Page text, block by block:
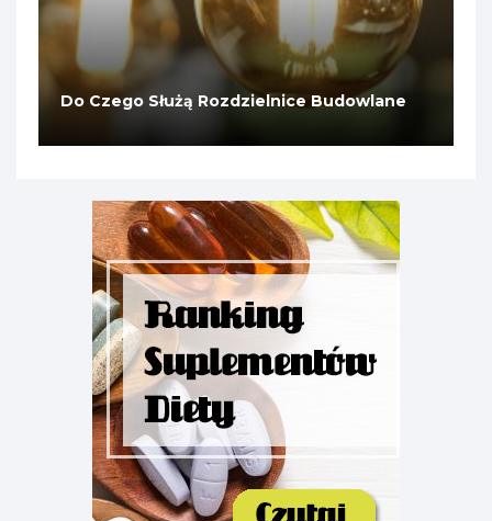
Do Czego Służą Rozdzielnice Budowlane